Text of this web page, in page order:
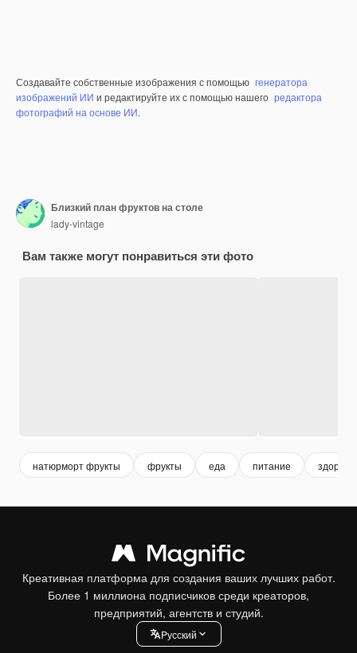
Создавайте собственные изображения с помощью генератора
изображений ИИ и редактируйте их с помощью нашего редактора
фотографий на основе ИИ.
Близкий план фруктов на столе
lady-vintage
Вам также могут понравиться эти фото
натюрморт фрукты фрукты еда питание
Креативная платформа для создания ваших лучших работ.
Более 1 миллиона подписчиков среди креаторов,
предприятий, агентств и студий.
Pусский